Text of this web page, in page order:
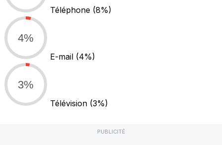
Téléphone (8%)
4%
E-mail (4%)
3%
Télévision (3%)
PUBLICITÉ